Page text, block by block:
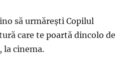
să urmărești Copilul
care te poartă dincolo de
la cinema.